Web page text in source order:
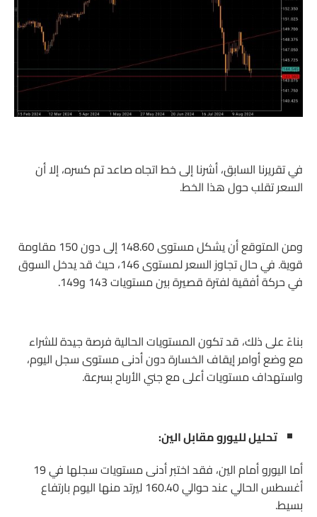
في تقريرنا السابق، أشرنا إلى خط اتجاه صاعد تم كسره، إلا أن
السعر تقلب حول هذا الخط.
ومن المتوقع أن يشكل مستوى 148.60 إلى دون 150 مقاومة
قوية. في حال تجاوز السعر لمستوى 146، حيث قد يدخل السوق
في حركة أفقية لفترة قصيرة بين مستويات 143 و149.
بناءً على ذلك، قد تكون المستويات الحالية فرصة جيدة للشراء
مع وضع أوامر إيقاف الخسارة دون أدنى مستوى سجل اليوم،
واستهداف مستويات أعلى مع جني الأرباح بسرعة.
تحليل لليورو مقابل الين:
أما اليورو أمام الين، فقد اختبر أدنى مستويات سجلها في 19
أغسطس الحالي عند حوالي 160.40 ليرتد منها اليوم بارتفاع
بسيط.